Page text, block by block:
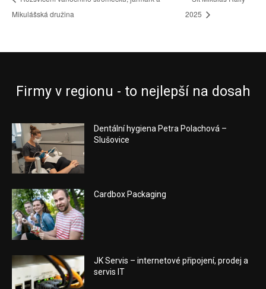
Mikulášská družina
2025
Firmy v regionu - to nejlepší na dosah
Dentální hygiena Petra Polachová –
Slušovice
Cardbox Packaging
JK Servis – internetové připojení, prodej a
servis IT